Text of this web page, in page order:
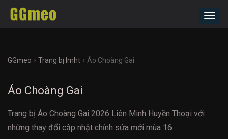
GGmeo › Trang bị lmht › Áo Choàng Gai
Áo Choàng Gai
Trang bị Áo Choàng Gai 2026 Liên Minh Huyền Thoại với
những thay đổi cập nhật chỉnh sửa mới mùa 16.